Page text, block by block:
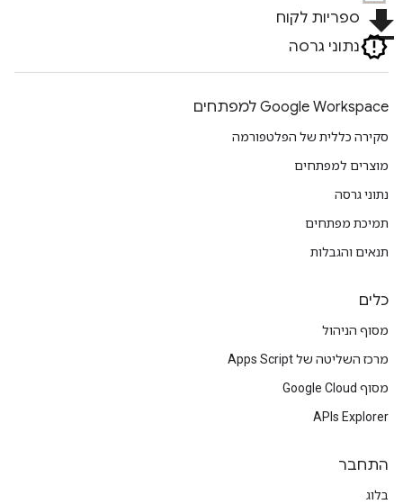
file_download ספריות לקוח
נתוני גרסה
Google Workspace למפתחים
סקירה כללית של הפלטפורמה
מוצרים למפתחים
נתוני גרסה
תמיכת מפתחים
תנאים והגבלות
כלים
מסוף הניהול
מרכז השליטה של Apps Script
מסוף Google Cloud
APIs Explorer
התחבר
בלוג